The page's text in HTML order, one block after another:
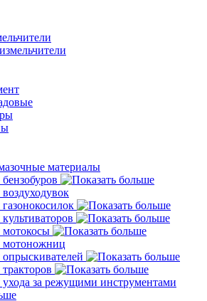
материалы
мотокосы
мотоножниц
ухода за режущими инструментами